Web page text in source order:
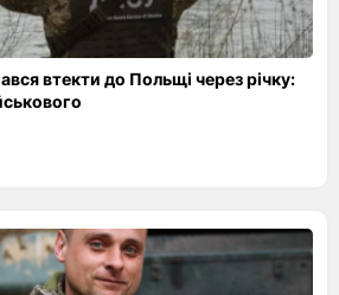
втекти до Польщі через річку: